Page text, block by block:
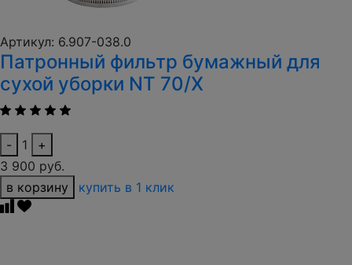
Артикул: 6.907-038.0
Патронный фильтр бумажный для
сухой уборки NT 70/X
- 1
+
3 900 руб.
в корзину
купить в 1 клик